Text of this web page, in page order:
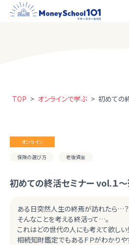
TOP > オンラインで学ぶ > 初めての
オンライン
保険の選び方 老後資金
初めての終活セミナー vol.１
ある日突然人生の終焉が訪れたら…？
そんなことを考える終活って…。
これはどの世代の人にも考えて欲しい
相続知財鑑定でもあるＦＰがわかりや